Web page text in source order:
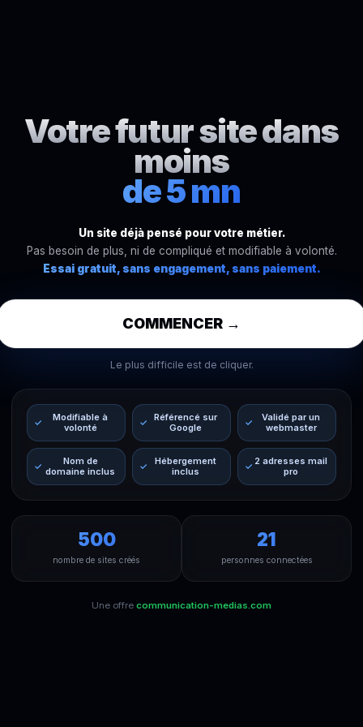
Votre futur site dans
moins
de 5 mn
Un site déjà pensé pour votre métier.
Pas besoin de plus, ni de compliqué et modifiable à volonté.
Essai gratuit, sans engagement, sans paiement.
COMMENCER →
Le plus difficile est de cliquer.
Modifiable à
volonté
Référencé sur
Google
Validé par un
webmaster
Nom de
domaine inclus
Hébergement
inclus
2 adresses mail
pro
500
nombre de sites créés
21
personnes connectées
Une offre communication-medias.com